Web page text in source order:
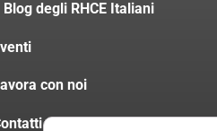
Il Blog degli RHCE Italiani
con noi